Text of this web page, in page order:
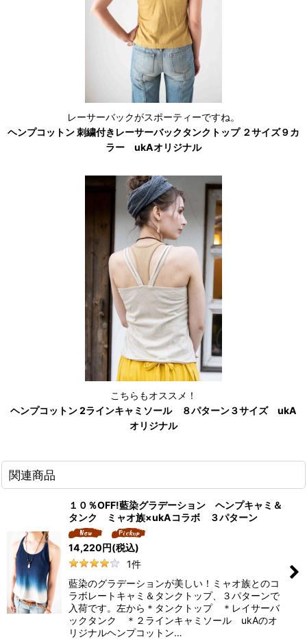
レーサーバックがスポーティーですね。
ヘンプコットン 刺繍付きレーサーバックタンクトップ ２サイズ９カ
ラー ukAオリジナル
こちらもオススメ！
ヘンプコットン 2ラインキャミソール ８パターン３サイズ ukA
オリジナル
関連商品
１０％OFF!藍染グラデーション ヘンプキャミ＆
タンク ミャオ族×ukAコラボ ３パターン
14,220円(税込)
1件
藍染のグラデーションが美しい！ミャオ族とのコ
ラボレートキャミ＆タンクトップ、３パターンで
入荷です。左から＊タンクトップ ＊レイサーバ
ックタンク ＊２ラインキャミソール ukAのオ
リジナルヘンプコットン…